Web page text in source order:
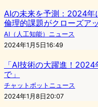
AIの未来を予測：2024年
倫理的課題がクローズア
AI（人工知能）ニュース
2024年1月5日16:49
「AI技術の大躍進！
で」
チャットボットニュース
2024年1月8日20:07